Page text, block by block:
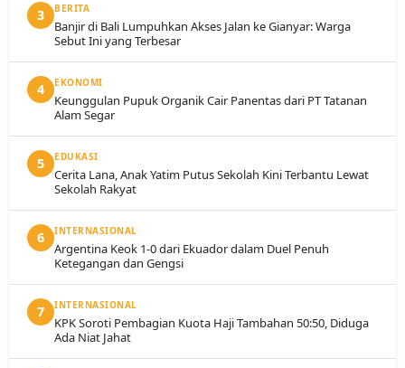
3 BERITA
Banjir di Bali Lumpuhkan Akses Jalan ke Gianyar: Warga
Sebut Ini yang Terbesar
4 EKONOMI
Keunggulan Pupuk Organik Cair Panentas dari PT Tatanan
Alam Segar
5 EDUKASI
Cerita Lana, Anak Yatim Putus Sekolah Kini Terbantu Lewat
Sekolah Rakyat
6 INTERNASIONAL
Argentina Keok 1-0 dari Ekuador dalam Duel Penuh
Ketegangan dan Gengsi
7 INTERNASIONAL
KPK Soroti Pembagian Kuota Haji Tambahan 50:50, Diduga
Ada Niat Jahat